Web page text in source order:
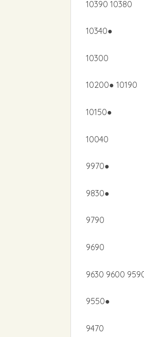
10390 10380
10340●
10300
10200● 10190
10150●
10040
9970●
9830●
9790
9690
9630 9600
9550●
9470